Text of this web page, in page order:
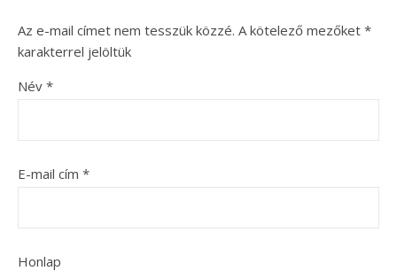
Az e-mail címet nem tesszük közzé. A kötelező mezőket *
karakterrel jelöltük
Név *
E-mail cím *
Honlap